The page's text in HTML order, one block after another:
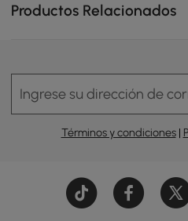
escultórica, completando un
Productos Relacionados
Ingrese su dirección de
Términos y condiciones|